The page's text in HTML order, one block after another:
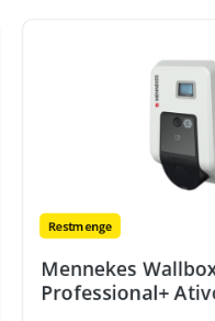
Restmenge
Mennekes
Professional+